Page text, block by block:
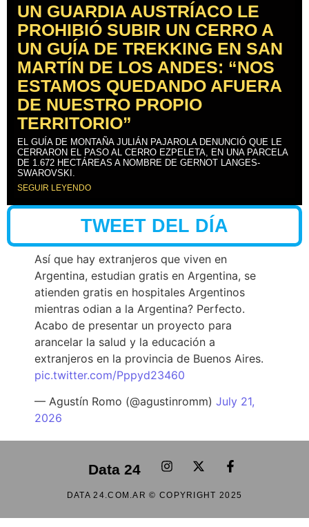
UN GUARDIA AUSTRÍACO LE
PROHIBIÓ SUBIR UN CERRO A
UN GUÍA DE TREKKING EN SAN
MARTÍN DE LOS ANDES: “NOS
ESTAMOS QUEDANDO AFUERA
DE NUESTRO PROPIO
TERRITORIO”
EL GUÍA DE MONTAÑA JULIÁN PAJAROLA DENUNCIÓ QUE LE
CERRARON EL PASO AL CERRO EZPELETA, EN UNA PARCELA
DE 1.672 HECTÁREAS A NOMBRE DE GERNOT LANGES-
SWAROVSKI.
SEGUIR LEYENDO
TWEET DEL DÍA
Así que hay extranjeros que viven en
Argentina, estudian gratis en Argentina, se
atienden gratis en hospitales Argentinos
mientras odian a la Argentina? Perfecto.
Acabo de presentar un proyecto para
arancelar la salud y la educación a
extranjeros en la provincia de Buenos Aires.
pic.twitter.com/Pppyd23460
— Agustín Romo (@agustinromm) July 21,
2026
Data 24
DATA 24.COM.AR © COPYRIGHT 2025